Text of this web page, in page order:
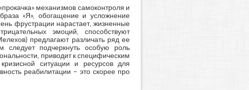
механизмов самоконтроля и
«Я», обогащение и усложнение
фрустрации нарастает, жизненные
эмоций, способствуют
предлагают различать ряд ее
следует подчеркнуть особую роль
приводит к специфическим
ситуации и ресурсов для
реабилитации – это скорее про